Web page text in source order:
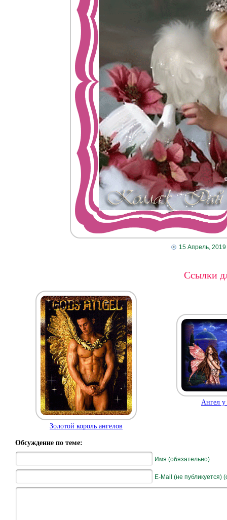
15 Апрель, 2019
Ссылки
Золотой король ангелов
Ангел у
Обсуждение по теме:
Имя (обязательно)
E-Mail (не публикуется)